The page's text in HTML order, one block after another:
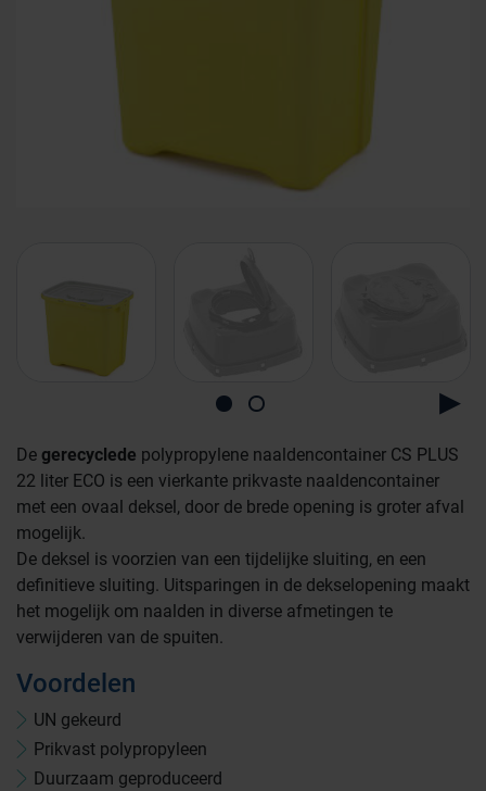
De gerecyclede polypropylene naaldencontainer CS PLUS
22 liter ECO is een vierkante prikvaste naaldencontainer
met een ovaal deksel, door de brede opening is groter afval
mogelijk.
De deksel is voorzien van een tijdelijke sluiting, en een
definitieve sluiting. Uitsparingen in de dekselopening maakt
het mogelijk om naalden in diverse afmetingen te
verwijderen van de spuiten.
Voordelen
UN gekeurd
Prikvast polypropyleen
Duurzaam geproduceerd
Farmaceutische industrie